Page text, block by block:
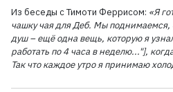
Из беседы с Тимоти Феррисом: «Я
чашку чая для Деб. Мы поднимаемся,
душ – ещё одна вещь, которую я
работать по 4 часа в неделю..."],
Так что каждое утро я принимаю